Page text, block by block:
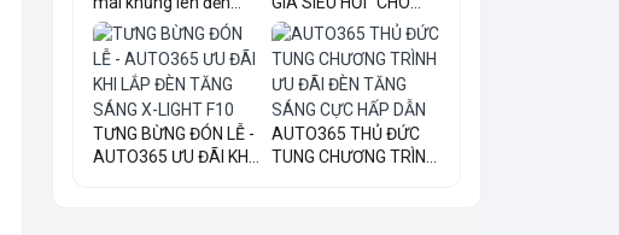
20...
COM...
TƯNG BỪNG ĐÓN LỄ -
AUTO365 ƯU ĐÃI KHI
AUTO365 THỦ ĐỨC
TUNG CHƯƠNG TRÌNH